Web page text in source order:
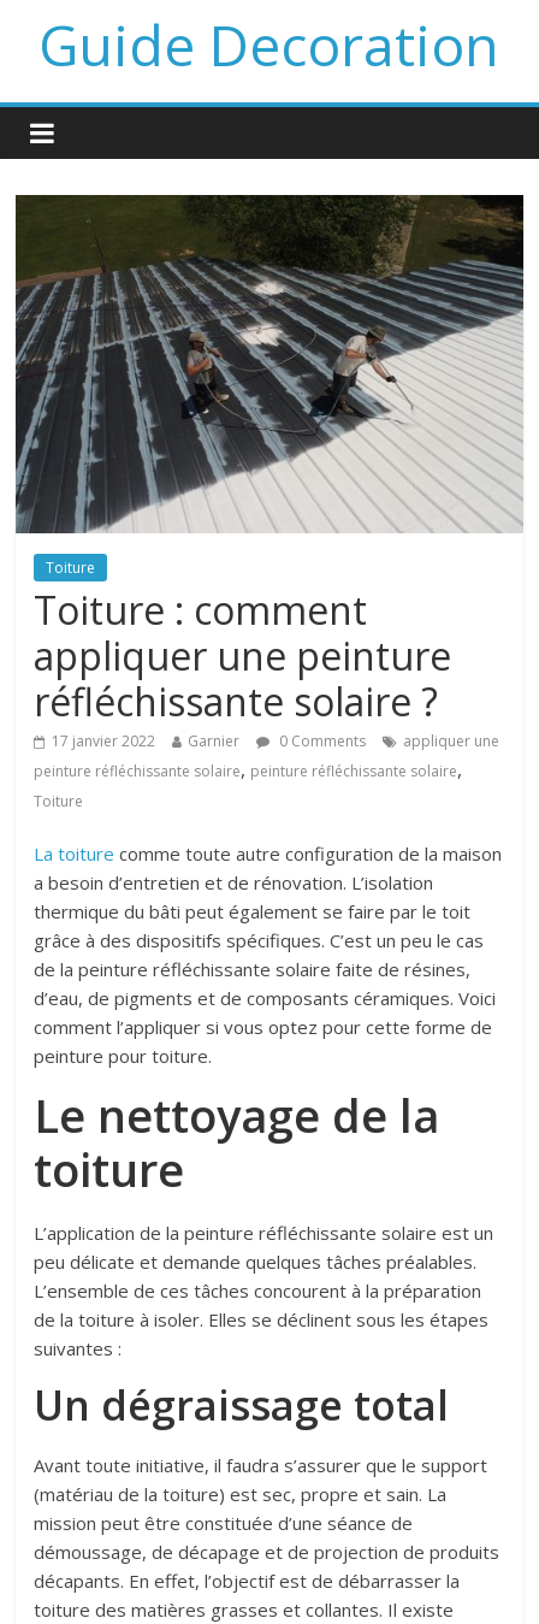
Guide Decoration
Toiture
Toiture : comment
appliquer une peinture
réfléchissante solaire ?
17 janvier 2022 Garnier 0 Comments
appliquer une
peinture réfléchissante solaire, peinture réfléchissante solaire,
Toiture
La toiture comme toute autre configuration de la maison
a besoin d’entretien et de rénovation. L’isolation
thermique du bâti peut également se faire par le toit
grâce à des dispositifs spécifiques. C’est un peu le cas
de la peinture réfléchissante solaire faite de résines,
d’eau, de pigments et de composants céramiques. Voici
comment l’appliquer si vous optez pour cette forme de
peinture pour toiture.
Le nettoyage de la
toiture
L’application de la peinture réfléchissante solaire est un
peu délicate et demande quelques tâches préalables.
L’ensemble de ces tâches concourent à la préparation
de la toiture à isoler. Elles se déclinent sous les étapes
suivantes :
Un dégraissage total
Avant toute initiative, il faudra s’assurer que le support
(matériau de la toiture) est sec, propre et sain. La
mission peut être constituée d’une séance de
démoussage, de décapage et de projection de produits
décapants. En effet, l’objectif est de débarrasser la
toiture des matières grasses et collantes. Il existe